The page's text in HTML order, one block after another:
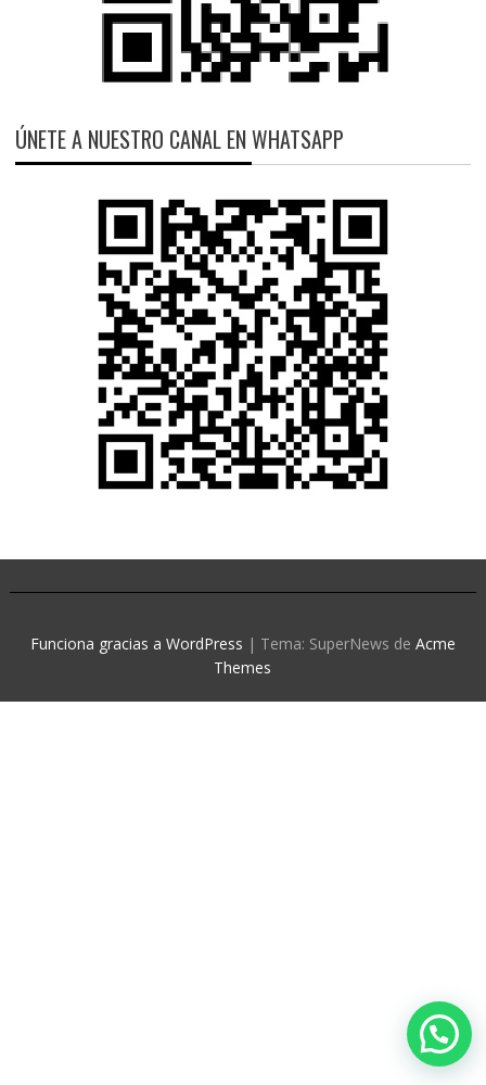
ÚNETE A NUESTRO CANAL EN WHATSAPP
Funciona gracias a WordPress | Tema: SuperNews de Acme
Themes